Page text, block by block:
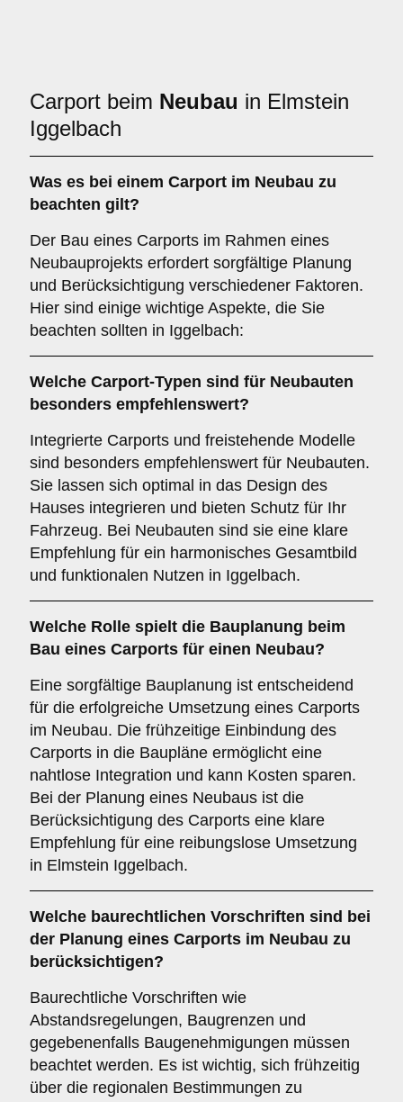
Carport beim Neubau in Elmstein
Iggelbach
Was es bei einem Carport im Neubau zu
beachten gilt?
Der Bau eines Carports im Rahmen eines
Neubauprojekts erfordert sorgfältige Planung
und Berücksichtigung verschiedener Faktoren.
Hier sind einige wichtige Aspekte, die Sie
beachten sollten in Iggelbach:
Welche Carport-Typen sind für Neubauten
besonders empfehlenswert?
Integrierte Carports und freistehende Modelle
sind besonders empfehlenswert für Neubauten.
Sie lassen sich optimal in das Design des
Hauses integrieren und bieten Schutz für Ihr
Fahrzeug. Bei Neubauten sind sie eine klare
Empfehlung für ein harmonisches Gesamtbild
und funktionalen Nutzen in Iggelbach.
Welche Rolle spielt die Bauplanung beim
Bau eines Carports für einen Neubau?
Eine sorgfältige Bauplanung ist entscheidend
für die erfolgreiche Umsetzung eines Carports
im Neubau. Die frühzeitige Einbindung des
Carports in die Baupläne ermöglicht eine
nahtlose Integration und kann Kosten sparen.
Bei der Planung eines Neubaus ist die
Berücksichtigung des Carports eine klare
Empfehlung für eine reibungslose Umsetzung
in Elmstein Iggelbach.
Welche baurechtlichen Vorschriften sind bei
der Planung eines Carports im Neubau zu
berücksichtigen?
Baurechtliche Vorschriften wie
Abstandsregelungen, Baugrenzen und
gegebenenfalls Baugenehmigungen müssen
beachtet werden. Es ist wichtig, sich frühzeitig
über die regionalen Bestimmungen zu